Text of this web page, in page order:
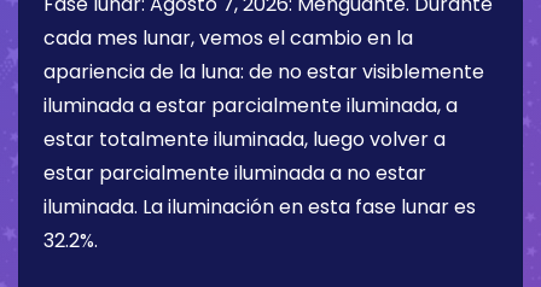
cada mes lunar, vemos el cambio en la
apariencia de la luna: de no estar visiblemente
iluminada a estar parcialmente iluminada, a
estar totalmente iluminada, luego volver a
estar parcialmente iluminada a no estar
iluminada. La iluminación en esta fase lunar es
32.2%.